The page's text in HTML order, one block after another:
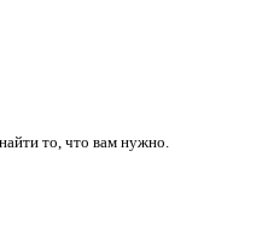
то, что вам нужно.